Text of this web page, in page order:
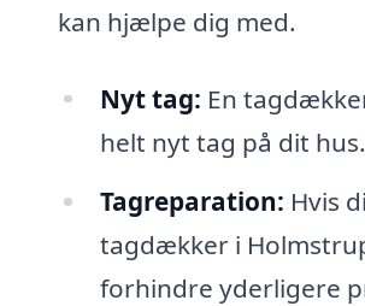
kan hjælpe dig med.
Nyt tag: En
helt nyt tag på dit
Tagreparation: Hvis
tagdækker i
forhindre yderligere